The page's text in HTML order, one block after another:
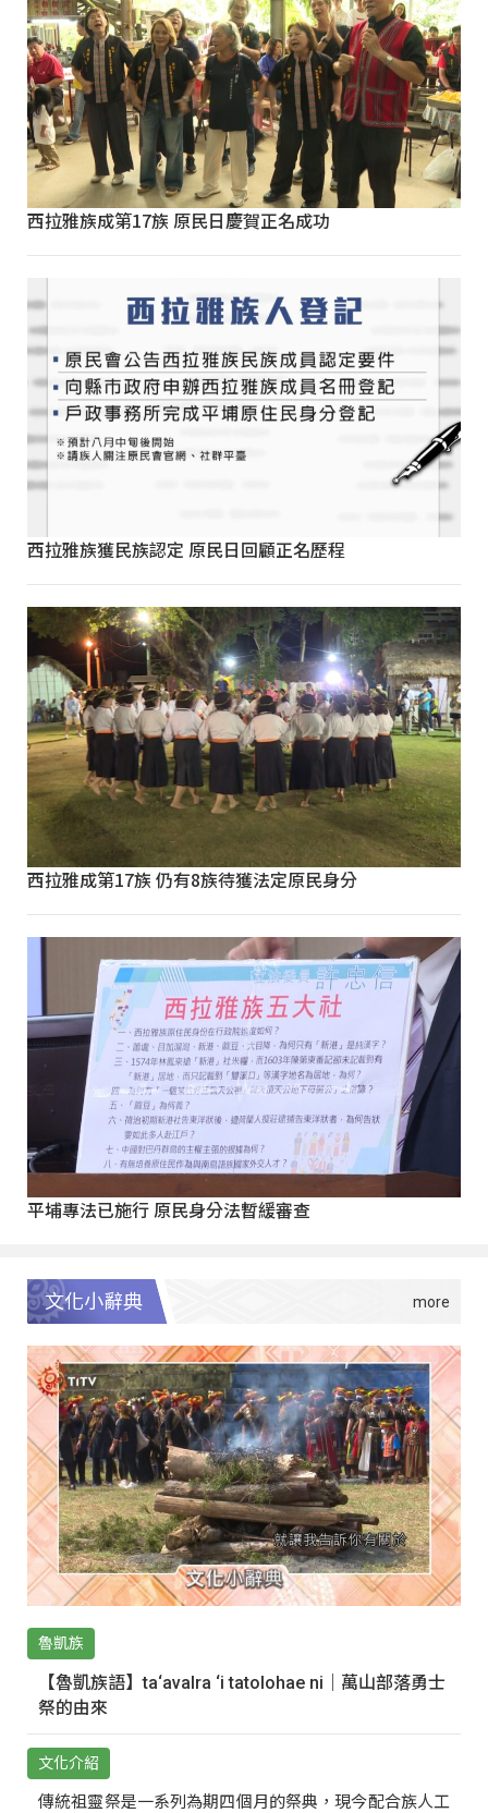
西拉雅族成第17族 原民日慶賀正名成功
西拉雅族獲民族認定 原民日回顧正名歷程
西拉雅成第17族 仍有8族待獲法定原民身分
平埔專法已施行 原民身分法暫緩審查
文化小辭典
魯凱族
【魯凱族語】ta‘avalra ‘i tatolohae ni｜萬山部落勇士
祭的由來
文化介紹
傳統祖靈祭是一系列為期四個月的祭典，現今配合族人工